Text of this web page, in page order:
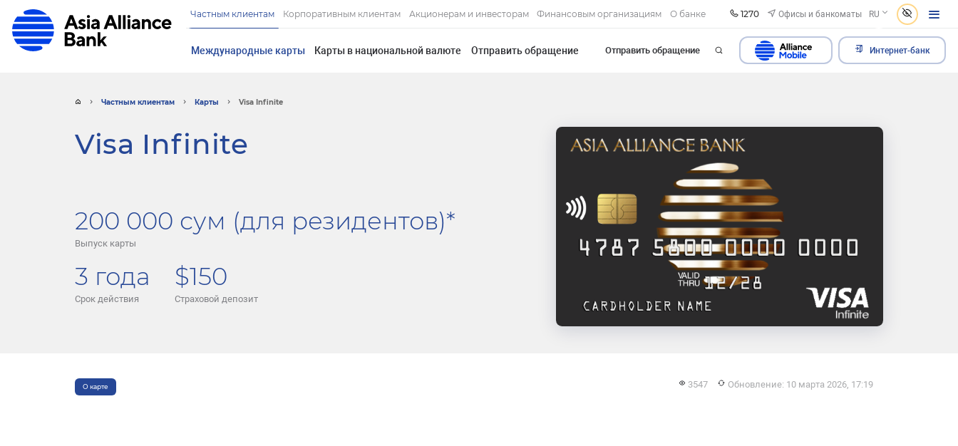
Частным клиентам Корпоративным клиентам Акционерам и инвесторам Финансовым организациям О банке 1270 Офисы и банкоматы RU
Meждународные карты Карты в национальной валюте Отправить обращение Отправить обращение Интернет-банк
Частным клиентам Карты Visa Infinite
Visa Infinite
200 000 сум (для резидентов)*
Выпуск карты
3 года
Срок действия
$150
Страховой депозит
О карте 3547 Обновление: 10 марта 2026, 17:19